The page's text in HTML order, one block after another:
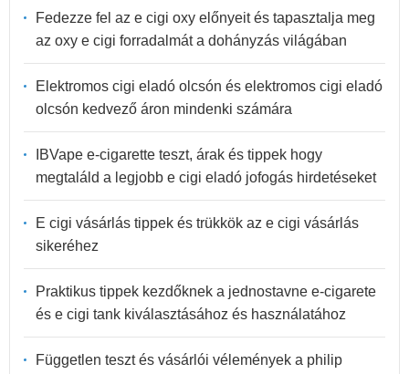
Fedezze fel az e cigi oxy előnyeit és tapasztalja meg
az oxy e cigi forradalmát a dohányzás világában
Elektromos cigi eladó olcsón és elektromos cigi eladó
olcsón kedvező áron mindenki számára
IBVape e-cigarette teszt, árak és tippek hogy
megtaláld a legjobb e cigi eladó jofogás hirdetéseket
E cigi vásárlás tippek és trükkök az e cigi vásárlás
sikeréhez
Praktikus tippek kezdőknek a jednostavne e-cigarete
és e cigi tank kiválasztásához és használatához
Független teszt és vásárlói vélemények a philip